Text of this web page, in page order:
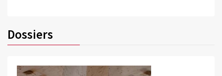
Dossiers